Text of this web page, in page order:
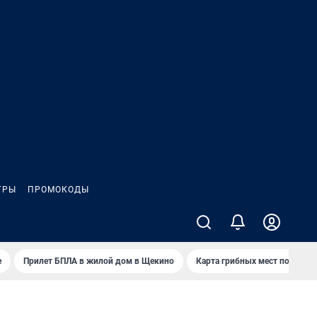
ПРОМОКОДЫ
Прилет БПЛА в жилой дом в Щекино Карта грибных мест под